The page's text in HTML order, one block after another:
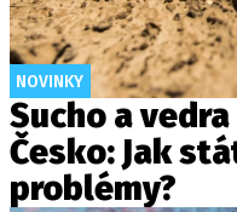
NOVINKY
Sucho a
Česko: Jak
problémy?